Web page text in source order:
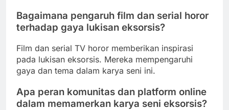
Bagaimana pengaruh film dan serial horor
terhadap gaya lukisan eksorsis?
Film dan serial TV horor memberikan inspirasi
pada lukisan eksorsis. Mereka mempengaruhi
gaya dan tema dalam karya seni ini.
Apa peran komunitas dan platform online
dalam memamerkan karya seni eksorsis?